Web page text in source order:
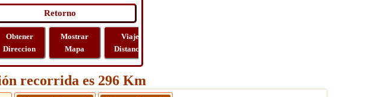
Obtener
Direccion
Mostrar
Mapa
Viaje
Distancia
recorrida es 296 Km